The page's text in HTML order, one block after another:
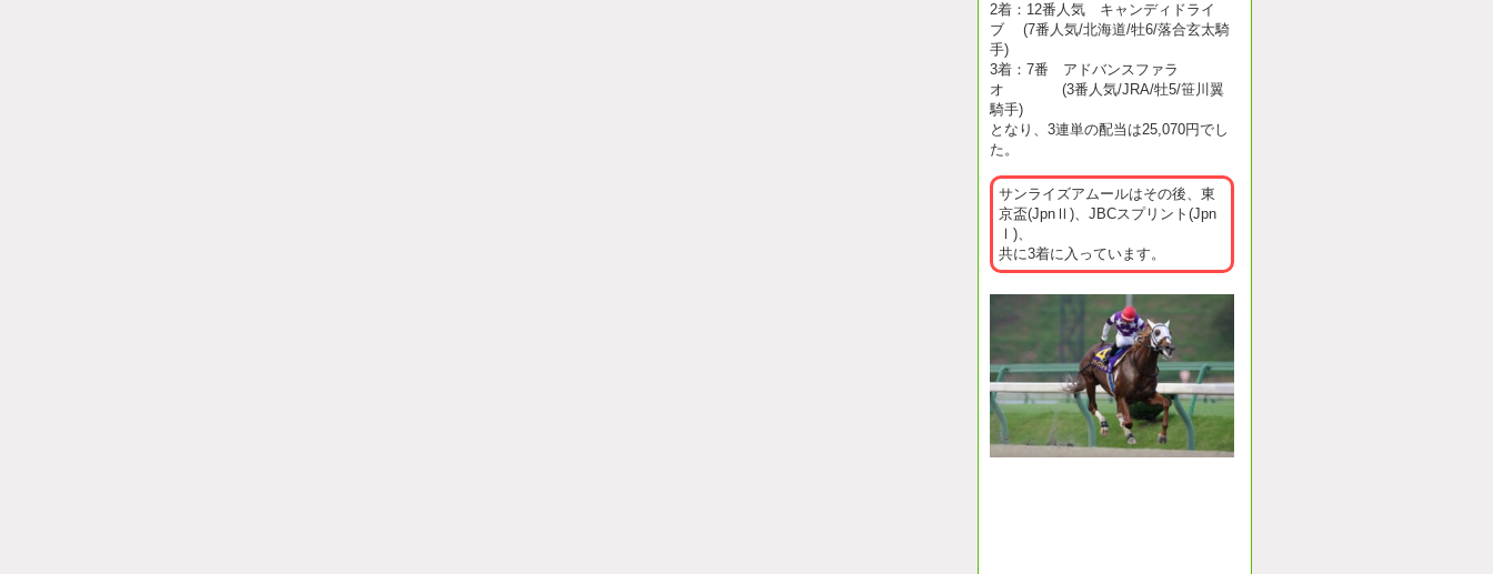
2着：12番人気 キャンディドライ
ブ (7番人気/北海道/牡6/落合玄太騎
手)
3着：7番 アドバンスファラ
オ (3番人気/JRA/牡5/笹川翼
騎手)
となり、3連単の配当は25,070円でし
た。
サンライズアムールはその後、東
京盃(JpnⅡ)、JBCスプリント(Jpn
Ⅰ)、
共に3着に入っています。